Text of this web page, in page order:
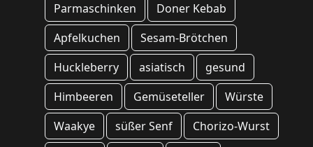
Parmaschinken
Doner Kebab
Apfelkuchen
Sesam-Brötchen
Huckleberry
asiatisch
gesund
Himbeeren
Gemüseteller
Würste
Waakye
süßer Senf
Chorizo-Wurst